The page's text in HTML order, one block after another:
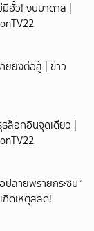
ฮั้ว! งบบาดาล |
ยยิงต่อสู้ | ข่าว
อกอินจุดเดียว |
ลายพรายกระซิบ”
กิดเหตุสลด!